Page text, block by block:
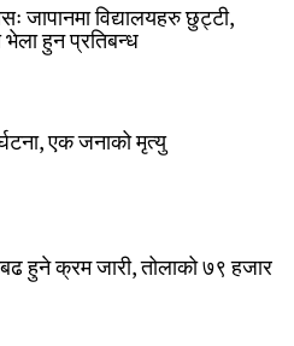
जापानमा विद्यालयहरु छुट्टी,
भेला हुन प्रतिबन्ध
एक जनाको मृत्यु
हुने क्रम जारी, तोलाको ७९ हजार